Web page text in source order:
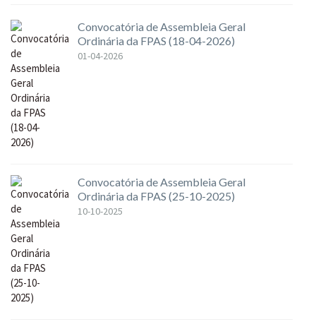
Convocatória de Assembleia Geral
Ordinária da FPAS (18-04-2026)
01-04-2026
Convocatória de Assembleia Geral
Ordinária da FPAS (25-10-2025)
10-10-2025